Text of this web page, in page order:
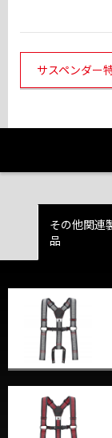
サスペンダー
その他関連
品